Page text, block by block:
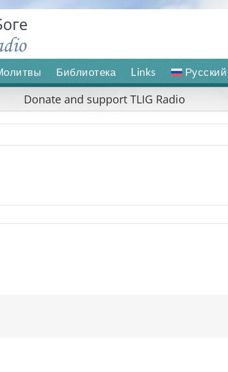
Библиотека Links Русский
Donate and support TLIG Radio